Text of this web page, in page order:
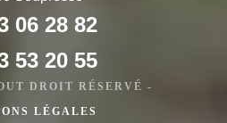
06 28 82
53 20 55
DROIT RÉSERVÉ -
LÉGALES